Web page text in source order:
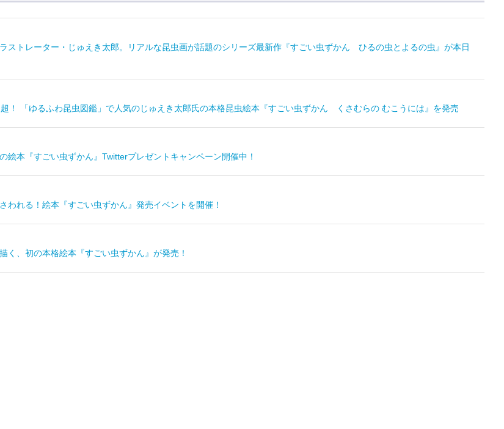
ストレーター・じゅえき太郎。リアルな昆虫画が話題のシリーズ最新作『すごい虫ずかん ひるの虫とよるの虫』が本日
！ 「ゆるふわ昆虫図鑑」で人気のじゅえき太郎氏の本格昆虫絵本『すごい虫ずかん くさむらの むこうには』を発売
絵本『すごい虫ずかん』Twitterプレゼントキャンペーン開催中！
われる！絵本『すごい虫ずかん』発売イベントを開催！
く、初の本格絵本『すごい虫ずかん』が発売！